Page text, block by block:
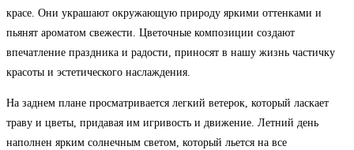
красе. Они украшают окружающую природу яркими оттенками и
пьянят ароматом свежести. Цветочные композиции создают
впечатление праздника и радости, приносят в нашу жизнь частичку
красоты и эстетического наслаждения.
На заднем плане просматривается легкий ветерок, который ласкает
траву и цветы, придавая им игривость и движение. Летний день
наполнен ярким солнечным светом, который льется на все